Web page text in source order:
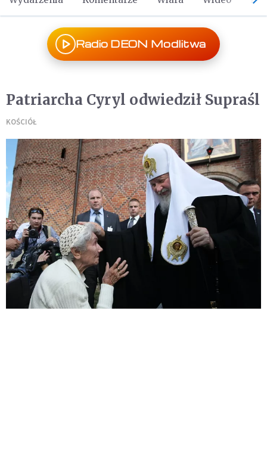
Radio DEON Modlitwa
Patriarcha Cyryl odwiedził Supraśl
KOŚCIÓŁ